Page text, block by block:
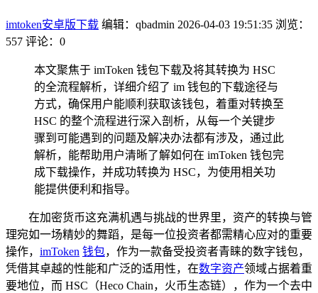
imtoken安卓版下载 编辑：qbadmin 2026-04-03 19:51:35 浏览：
557 评论：0
本文聚焦于 imToken 钱包下载及将其转换为 HSC
的全流程解析，详细介绍了 im 钱包的下载途径与
方式，确保用户能顺利获取该钱包，着重对转换至
HSC 的整个流程进行深入剖析，从每一个关键步
骤到可能遇到的问题及解决办法都有涉及，通过此
解析，能帮助用户清晰了解如何在 imToken 钱包完
成下载操作，并成功转换为 HSC，为使用相关功
能提供便利和指导。
在加密货币这充满机遇与挑战的世界里，资产的转换与管
理宛如一场精妙的舞蹈，是每一位投资者都需精心应对的重要
操作， imToken 钱包，作为一款备受投资者青睐的数字钱包，
凭借其卓越的性能和广泛的适用性，在数字资产领域占据着重
要地位，而 HSC（Heco Chain，火币生态链），作为一个去中